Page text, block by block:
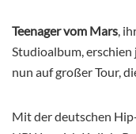
Teenager vom Mars ,
Studioalbum,
nun auf großer Tour,
Mit der deutschen